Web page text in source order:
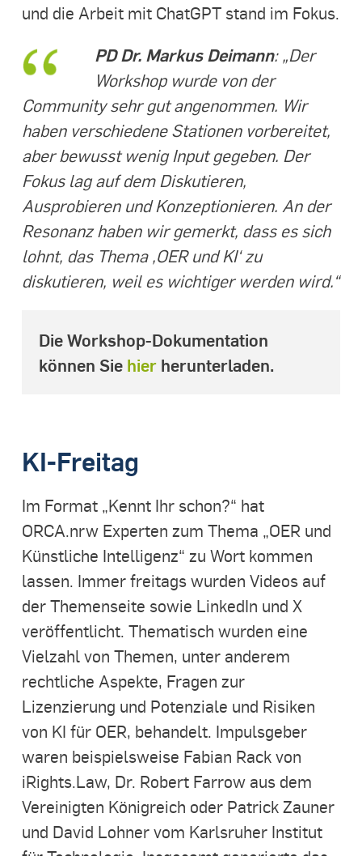
und die Arbeit mit ChatGPT stand im Fokus.
PD Dr. Markus Deimann: „Der
Workshop wurde von der
Community sehr gut angenommen. Wir
haben verschiedene Stationen vorbereitet,
aber bewusst wenig Input gegeben. Der
Fokus lag auf dem Diskutieren,
Ausprobieren und Konzeptionieren. An der
Resonanz haben wir gemerkt, dass es sich
lohnt, das Thema ‚OER und KI‘ zu
diskutieren, weil es wichtiger werden wird.“
Die Workshop-Dokumentation
können Sie hierherunterladen.
KI-Freitag
Im Format „Kennt Ihr schon?“ hat
ORCA.nrw Experten zum Thema „OER und
Künstliche Intelligenz“ zu Wort kommen
lassen. Immer freitags wurden Videos auf
der Themenseite sowie LinkedIn und X
veröffentlicht. Thematisch wurden eine
Vielzahl von Themen, unter anderem
rechtliche Aspekte, Fragen zur
Lizenzierung und Potenziale und Risiken
von KI für OER, behandelt. Impulsgeber
waren beispielsweise Fabian Rack von
iRights.Law, Dr. Robert Farrow aus dem
Vereinigten Königreich oder Patrick Zauner
und David Lohner vom Karlsruher Institut